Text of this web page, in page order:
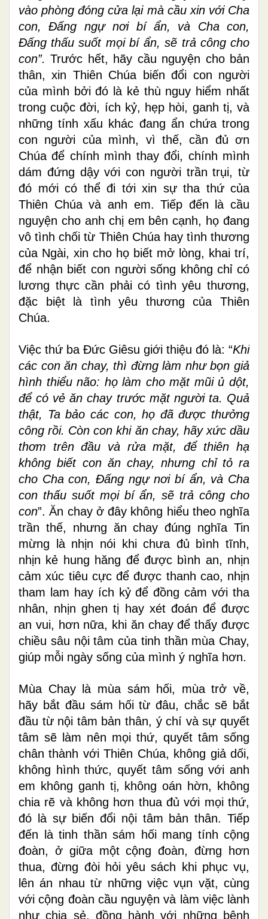
vào phòng đóng cửa lại mà cầu xin với Cha
con, Ðấng ngự nơi bí ẩn, và Cha con,
Ðấng thấu suốt mọi bí ẩn, sẽ trả công cho
con”.Trước hết, hãy cầu nguyện cho bản
thân, xin Thiên Chúa biến đổi con người
của mình bởi đó là kẻ thù nguy hiểm nhất
trong cuộc đời, ích kỷ, hẹp hòi, ganh tị, và
những tính xấu khác đang ẩn chứa trong
con người của mình, vì thế, cần đủ ơn
Chúa để chính mình thay đổi, chính mình
dám đứng dậy với con người trần trụi, từ
đó mới có thể đi tới xin sự tha thứ của
Thiên Chúa và anh em. Tiếp đến là cầu
nguyện cho anh chị em bên cạnh, họ đang
vô tình chối từ Thiên Chúa hay tình thương
của Ngài, xin cho họ biết mở lòng, khai trí,
để nhận biết con người sống không chỉ có
lương thực cần phải có tình yêu thương,
đặc biệt là tình yêu thương của Thiên
Chúa.
Việc thứ ba Đức Giêsu giới thiệu đó là: “Khi
các con ăn chay, thì đừng làm như bọn giả
hình thiểu não: họ làm cho mặt mũi ủ dột,
để có vẻ ăn chay trước mặt người ta. Quả
thật, Ta bảo các con, họ đã được thưởng
công rồi. Còn con khi ăn chay, hãy xức dầu
thơm trên đầu và rửa mặt, để thiên hạ
không biết con ăn chay, nhưng chỉ tỏ ra
cho Cha con, Ðấng ngự nơi bí ẩn, và Cha
con thấu suốt mọi bí ẩn, sẽ trả công cho
con”. Ăn chay ở đây không hiểu theo nghĩa
trần thế, nhưng ăn chay đúng nghĩa Tin
mừng là nhịn nói khi chưa đủ bình tĩnh,
nhịn kẻ hung hăng để được bình an, nhịn
cảm xúc tiêu cực để được thanh cao, nhịn
tham lam hay ích kỷ để đồng cảm với tha
nhân, nhịn ghen tị hay xét đoán để được
an vui, hơn nữa, khi ăn chay để thấy được
chiều sâu nội tâm của tinh thần mùa Chay,
giúp mỗi ngày sống của mình ý nghĩa hơn.
Mùa Chay là mùa sám hối, mùa trở về,
hãy bắt đầu sám hối từ đâu, chắc sẽ bắt
đầu từ nội tâm bản thân, ý chí và sự quyết
tâm sẽ làm nên mọi thứ, quyết tâm sống
chân thành với Thiên Chúa, không giả dối,
không hình thức, quyết tâm sống với anh
em không ganh tị, không oán hờn, không
chia rẽ và không hơn thua đủ với mọi thứ,
đó là sự biến đổi nội tâm bản thân. Tiếp
đến là tinh thần sám hối mang tính cộng
đoàn, ở giữa một cộng đoàn, đừng hơn
thua, đừng đòi hỏi yêu sách khi phục vụ,
lên án nhau từ những việc vụn vặt, cùng
với cộng đoàn cầu nguyện và làm việc lành
như chia sẻ, đồng hành với những bệnh